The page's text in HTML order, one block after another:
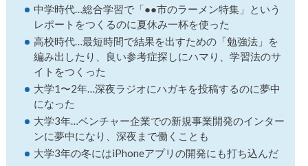
中学時代…総合学習で「●●市のラーメン特集」という
レポートをつくるのに夏休み一杯を使った
高校時代…最短時間で結果を出すための「勉強法」を
編み出したり、良い参考症探しにハマり、学習法のサ
イトをつくった
大学1〜2年…深夜ラジオにハガキを投稿するのに夢中
になった
大学3年…ベンチャー企業での新規事業開発のインター
ンに夢中になり、深夜まで働くことも
大学3年の冬にはiPhoneアプリの開発にも打ち込んだ